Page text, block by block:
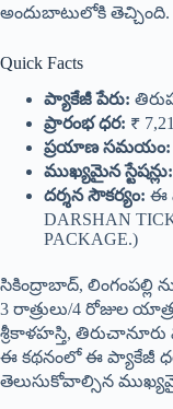
అందుబాటులోకి తెచ్చింది.
Quick Facts
ప్యాకేజీ పేరు:
ప్రారంభ ధర: ₹
ప్రయాణ సమయం:
ముఖ్యమైన స్టేషన్లు:
దర్శన సౌకర్యం: ఈ
DARSHAN
PACKAGE.)
సికింద్రాబాద్, లింగంపల్లి
3 రాత్రులు/4 రోజుల
శ్రీకాళహస్తి, తిరుచానూరు
ఈ కథనంలో ఈ ప్యాకేజీ
తెలుసుకోవాల్సిన